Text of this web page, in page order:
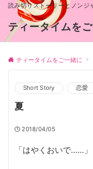
読み切りストーリーとノンジ
ティータイムを
ティータイムをご一緒に
Short Story 恋愛
夏
2018/04/05
「はやくおいで……」